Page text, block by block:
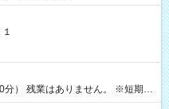
残業はありません。 ※短期の
ご了承くださいませ。